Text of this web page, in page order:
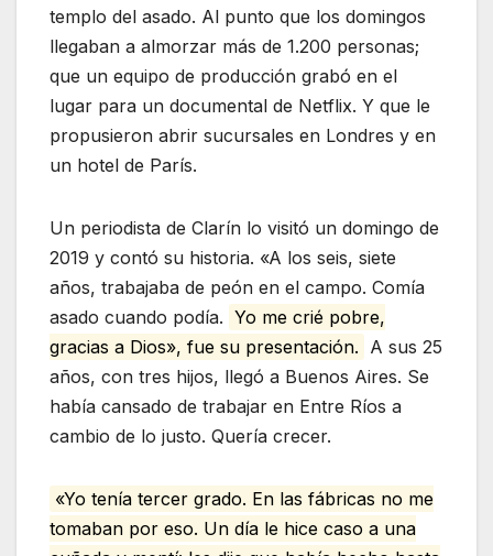
templo del asado. Al punto que los domingos
llegaban a almorzar más de 1.200 personas;
que un equipo de producción grabó en el
lugar para un documental de Netflix. Y que le
propusieron abrir sucursales en Londres y en
un hotel de París.
Un periodista de Clarín lo visitó un domingo de
2019 y contó su historia. «A los seis, siete
años, trabajaba de peón en el campo. Comía
asado cuando podía. Yo me crié pobre,
gracias a Dios», fue su presentación. A sus 25
años, con tres hijos, llegó a Buenos Aires. Se
había cansado de trabajar en Entre Ríos a
cambio de lo justo. Quería crecer.
«Yo tenía tercer grado. En las fábricas no me
tomaban por eso. Un día le hice caso a una